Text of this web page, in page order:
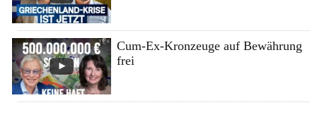
Cum-Ex-Kronzeuge auf Bewährung
frei